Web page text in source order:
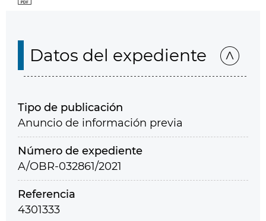
Datos del expediente
Tipo de publicación
Anuncio de información previa
Número de expediente
A/OBR-032861/2021
Referencia
4301333